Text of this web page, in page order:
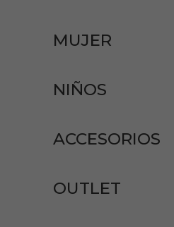
MUJER
NIÑOS
ACCESORIOS
OUTLET